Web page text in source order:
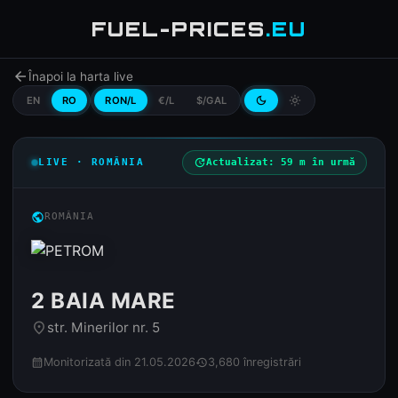
FUEL-PRICES.EU
arrow_backÎnapoi la harta live
EN RO RON/L €/L $/GAL dark_mode light_mode
LIVE · ROMÂNIA updateActualizat: 59 m în urmă
publicROMÂNIA
2 BAIA MARE
place str. Minerilor nr. 5
calendar_month Monitorizată din 21.05.2026history3,680 înregistrări